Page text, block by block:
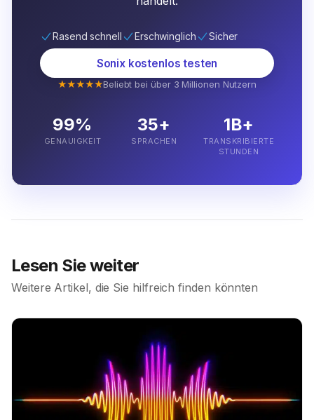
Rasend schnell Erschwinglich Sicher
Sonix kostenlos testen
★★★★★Beliebt bei über 3 Millionen Nutzern
99%
GENAUIGKEIT
35+
SPRACHEN
1B+
TRANSKRIBIERTE
STUNDEN
Lesen Sie weiter
Weitere Artikel, die Sie hilfreich finden könnten